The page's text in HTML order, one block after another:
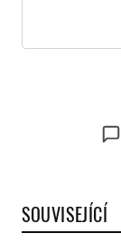
SOUVISEJÍCÍ